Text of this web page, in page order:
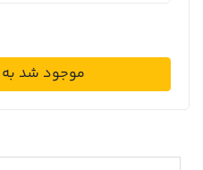
موجود شد به